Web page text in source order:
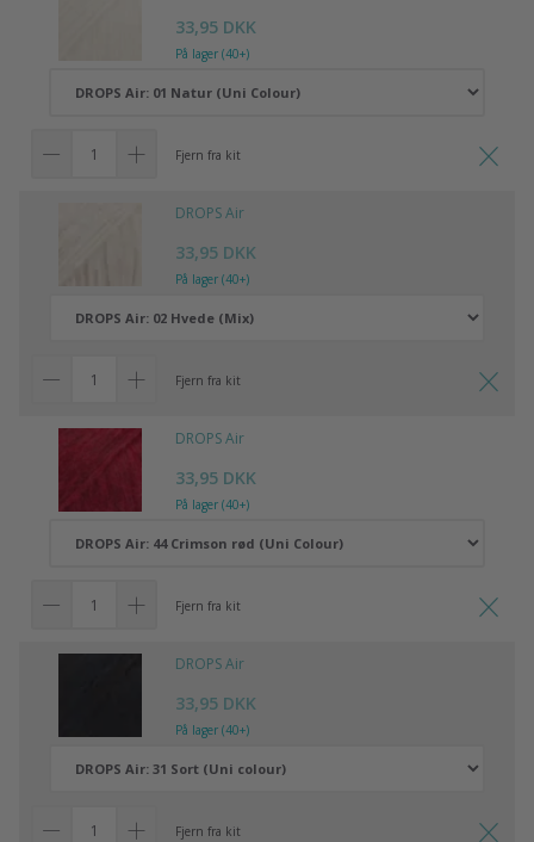
33,95 DKK
På lager (40+)
Fjern fra kit
DROPS Air
33,95 DKK
På lager (40+)
Fjern fra kit
DROPS Air
33,95 DKK
På lager (40+)
Fjern fra kit
DROPS Air
33,95 DKK
På lager (40+)
Fjern fra kit